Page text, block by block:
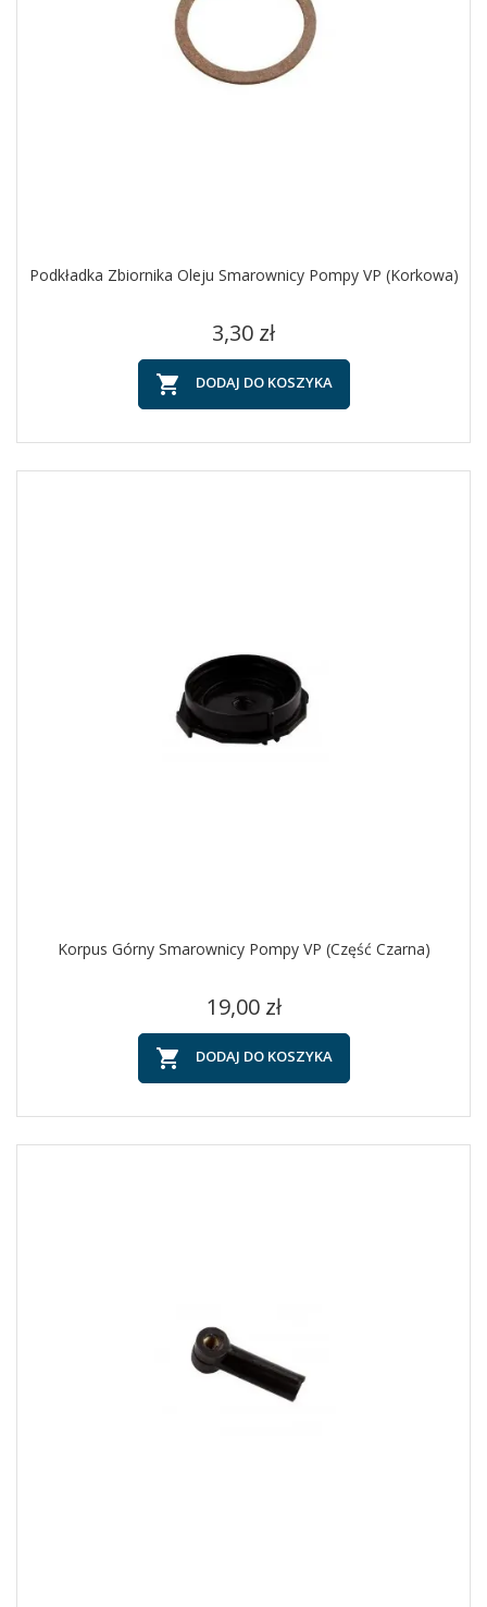
Podkładka Zbiornika Oleju Smarownicy Pompy VP (korkowa)
Cena
3,30 zł
 DODAJ DO KOSZYKA
Korpus Górny Smarownicy Pompy VP (część Czarna)
Cena
19,00 zł
 DODAJ DO KOSZYKA